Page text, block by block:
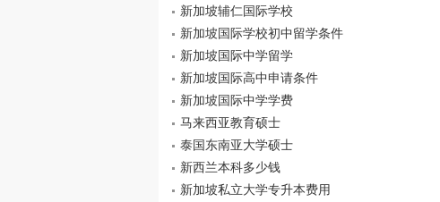
新加坡辅仁国际学校
新加坡国际学校初中留学条件
新加坡国际中学留学
新加坡国际高中申请条件
新加坡国际中学学费
马来西亚教育硕士
泰国东南亚大学硕士
新西兰本科多少钱
新加坡私立大学专升本费用